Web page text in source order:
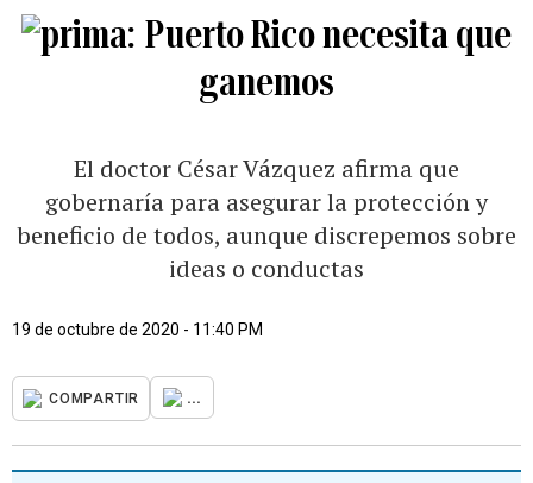
Puerto Rico necesita que
ganemos
El doctor César Vázquez afirma que
gobernaría para asegurar la protección y
beneficio de todos, aunque discrepemos sobre
ideas o conductas
19 de octubre de 2020 - 11:40 PM
COMPARTIR ...